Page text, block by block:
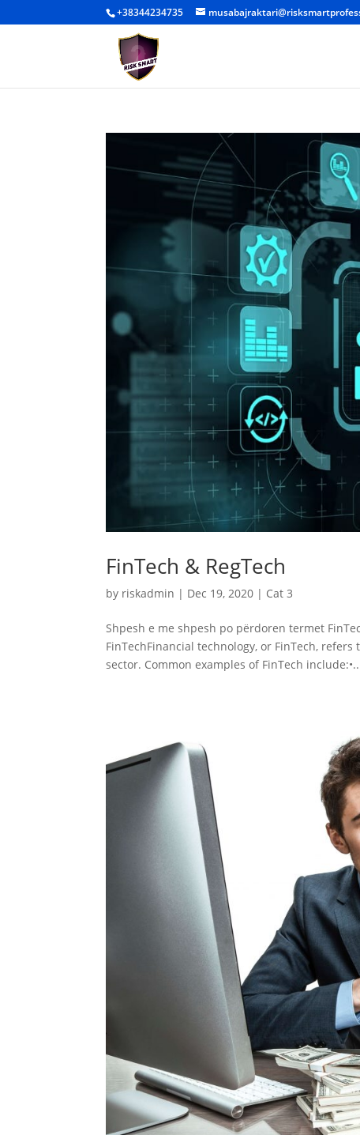
+38344234735
FinTech & RegTech
by riskadmin | Dec 19, 2020 | Cat 3
Shpesh e me shpesh po përdoren termet
FinTechFinancial technology, or FinTech,
sector. Common examples of FinTech